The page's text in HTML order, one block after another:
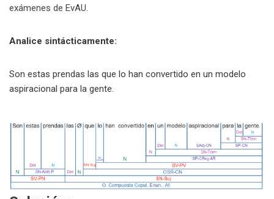
exámenes de EvAU.
Analice sintácticamente:
Son estas prendas las que lo han convertido en un modelo
aspiracional para la gente.